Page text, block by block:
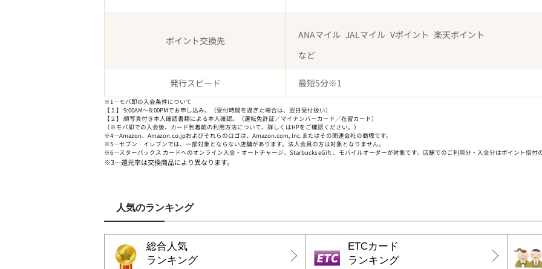
ポイント交換先 ANAマイル JALマイル Vポイント 楽天ポイント
など
発行スピード 最短5分※1
※1…モバ即の入会条件について
【１】 9:00AM～8:00PMでお申し込み。（受付時間を過ぎた場合は、翌日受付扱い）
【２】 顔写真付き本人確認書類による本人確認。（運転免許証／マイナンバーカード／在留カード）
（※モバ即での入会後、カード到着前の利用方法について、詳しくはHPをご確認ください。）
※4…Amazon、Amazon.co.jpおよびそれらのロゴは、Amazon.com, Inc.またはその関連会社の商標です。
※5…セブン‐イレブンでは、一部対象とならない店舗があります。法人会員の方は対象となりません。
※6…スターバックス カードへのオンライン入金・オートチャージ、Starbucks eGift 、モバイルオーダーが対象です。店舗でのご利用分・入金分はポイント倍付
※3…還元率は交換商品により異なります。
人気のランキング
総合人気
ランキング
ETCカード
ランキング